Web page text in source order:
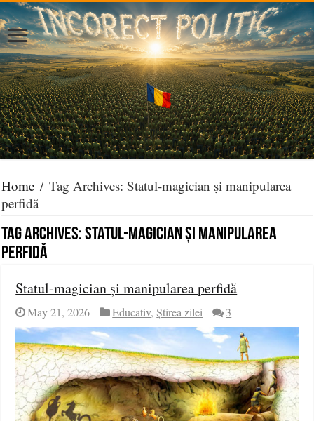
Home / Tag Archives: Statul-magician și manipularea
perfidă
Tag Archives:Statul-magician și manipularea
perfidă
Statul-magician și manipularea perfidă
May 21, 2026 Educativ,Știrea zilei 3